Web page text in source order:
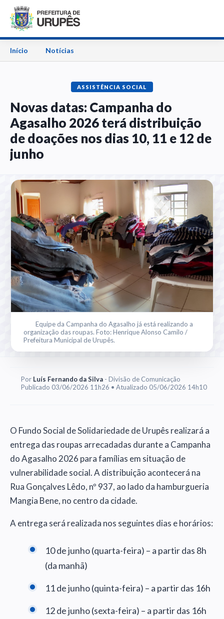
Início Notícias
ASSISTÊNCIA SOCIAL
Novas datas: Campanha do
Agasalho 2026 terá distribuição
de doações nos dias 10, 11 e 12 de
junho
Equipe da Campanha do Agasalho já está realizando a
organização das roupas. Foto: Henrique Alonso Camilo /
Prefeitura Municipal de Urupês.
Por Luís Fernando da Silva- Divisão de Comunicação
Publicado 03/06/2026 11h26 • Atualizado 05/06/2026 14h10
O Fundo Social de Solidariedade de Urupês realizará a
entrega das roupas arrecadadas durante a Campanha
do Agasalho 2026 para famílias em situação de
vulnerabilidade social. A distribuição acontecerá na
Rua Gonçalves Lêdo, nº 937, ao lado da hamburgueria
Mangia Bene, no centro da cidade.
A entrega será realizada nos seguintes dias e horários:
10 de junho (quarta-feira) – a partir das 8h
(da manhã)
11 de junho (quinta-feira) – a partir das 16h
12 de junho (sexta-feira) – a partir das 16h